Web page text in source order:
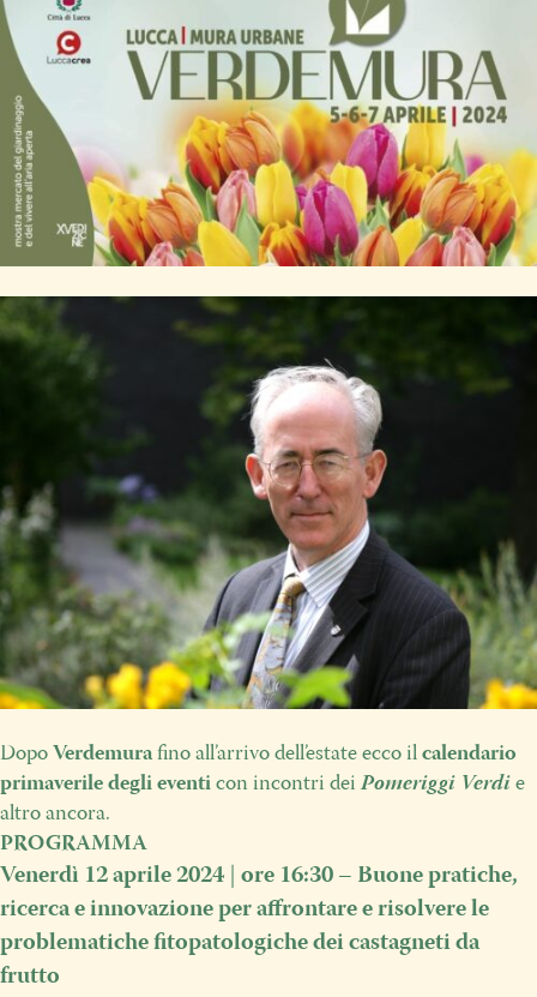
Dopo Verdemura fino all’arrivo dell’estate ecco il calendario
primaverile degli eventi con incontri dei Pomeriggi Verdi e
altro ancora.
PROGRAMMA
Venerdì 12 aprile 2024 ore 16:30 – Buone pratiche,
ricerca e innovazione per affrontare e risolvere le
problematiche fitopatologiche dei castagneti da
frutto